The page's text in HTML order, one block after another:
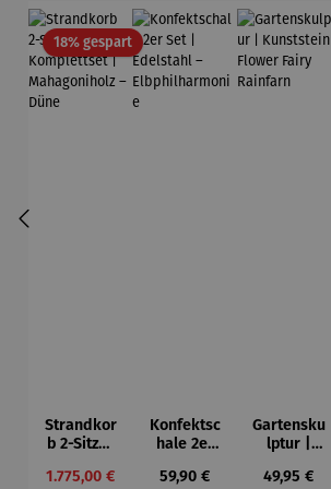
18% gespartRabatt
Strandkor
b 2-Sitzer
et |
Verkaufspreis:
1.775,00 €
Konfektsc
hale 2er
Edelstahl
Regulärer Preis:
59,90 €
Gartensku
lptur |
| Flower
49,95 €